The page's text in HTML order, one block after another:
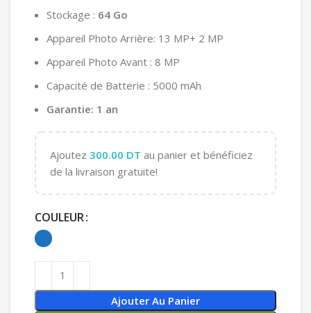
Stockage : 64 Go
Appareil Photo Arrière: 13 MP+ 2 MP
Appareil Photo Avant : 8 MP
Capacité de Batterie : 5000 mAh
Garantie: 1 an
Ajoutez 300.00 DT au panier et bénéficiez
de la livraison gratuite!
COULEUR
Ajouter Au Panier